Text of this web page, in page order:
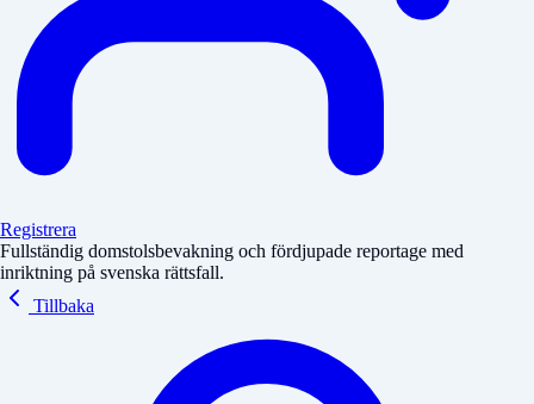
Registrera
Fullständig domstolsbevakning och fördjupade reportage med
inriktning på svenska rättsfall.
Tillbaka